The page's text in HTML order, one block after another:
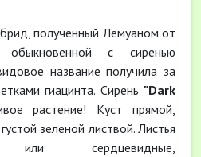
полученный Лемуаном от
обыкновенной с сиренью
название получила за
гиацинта. Сирень "Dark
растение! Куст прямой,
зеленой листвой. Листья
или сердцевидные,